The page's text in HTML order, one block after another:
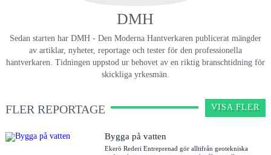
DMH
Sedan starten har DMH - Den Moderna Hantverkaren publicerat mängder
av artiklar, nyheter, reportage och tester för den professionella
hantverkaren. Tidningen uppstod ur behovet av en riktig branschtidning för
skickliga yrkesmän.
FLER REPORTAGE VISA FLER
Bygga på vatten
Ekerö Rederi Entreprenad gör alltifrån geotekniska